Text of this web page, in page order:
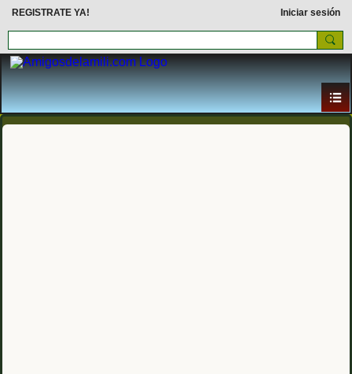
REGISTRATE YA! Iniciar sesión